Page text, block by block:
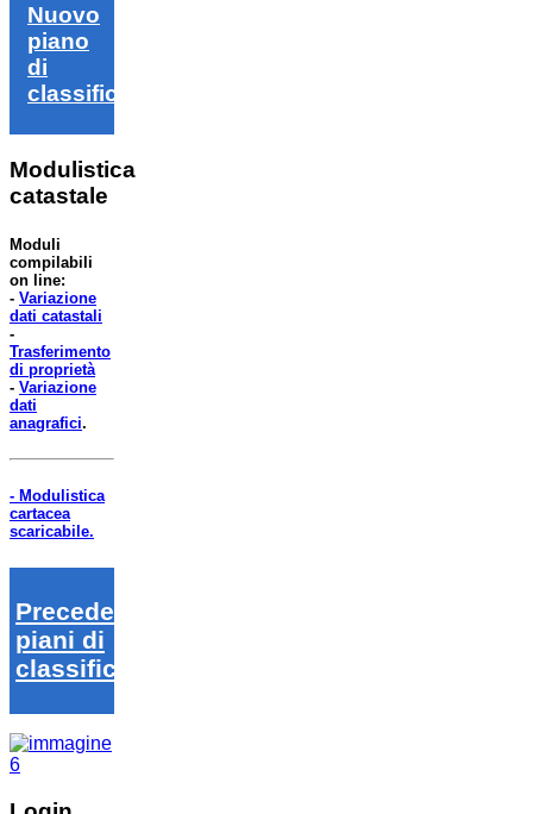
Nuovo
piano
di
classifica
Modulistica
catastale
Moduli
compilabili
on line:
- Variazione
dati catastali
-
Trasferimento
di proprietà
- Variazione
dati
anagrafici.
- Modulistica
cartacea
scaricabile.
Precedenti
piani di
classifica